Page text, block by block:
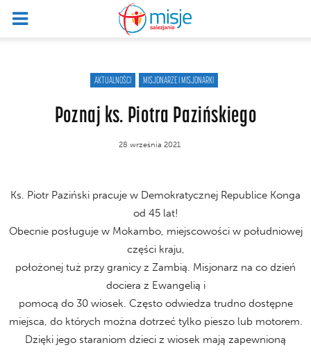
AKTUALNOŚCI MISJONARZE I MISJONARKI
Poznaj ks. Piotra Pazińskiego
28 września 2021
Ks. Piotr Paziński pracuje w Demokratycznej Republice Konga
od 45 lat!
Obecnie posługuje w Mokambo, miejscowości w południowej
części kraju,
położonej tuż przy granicy z Zambią. Misjonarz na co dzień
dociera z Ewangelią i
pomocą do 30 wiosek. Często odwiedza trudno dostępne
miejsca, do których można dotrzeć tylko pieszo lub motorem.
Dzięki jego staraniom dzieci z wiosek mają zapewnioną